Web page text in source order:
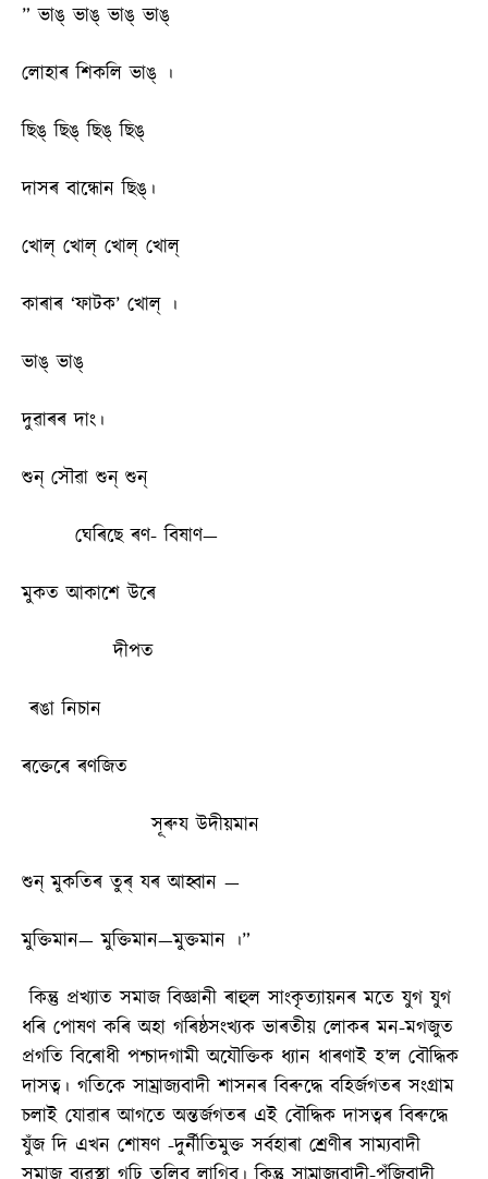
” ভাঙ্ ভাঙ্ ভাঙ্ ভাঙ্
লোহাৰ শিকলি ভাঙ্ ।
ছিঙ্ ছিঙ্ ছিঙ্ ছিঙ্
দাসৰ বান্ধোন ছিঙ্।
খোল্ খোল্ খোল্ খোল্
কাৰাৰ ‘ফাটক’ খোল্ ।
ভাঙ্ ভাঙ্
দুৱাৰৰ দাং।
শুন্ সৌৱা শুন্ শুন্
ঘেৰিছে ৰণ- বিষাণ—
মুকত আকাশে উৰে
দীপত
ৰঙা নিচান
ৰক্তেৰে ৰণজিত
সূৰুয উদীয়মান
শুন্ মুকতিৰ তুৰ্ যৰ আহ্বান —
মুক্তিমান— মুক্তিমান—মুক্তমান ।”
কিন্তু প্ৰখ্যাত সমাজ বিজ্ঞানী ৰাহুল সাংকৃত্যায়নৰ মতে যুগ যুগ
ধৰি পোষণ কৰি অহা গৰিষ্ঠসংখ্যক ভাৰতীয় লোকৰ মন-মগজুত
প্ৰগতি বিৰোধী পশ্চাদগামী অযৌক্তিক ধ্যান ধাৰণাই হ’ল বৌদ্ধিক
দাসত্ব। গতিকে সাম্ৰাজ্যবাদী শাসনৰ বিৰুদ্ধে বহিৰ্জগতৰ সংগ্ৰাম
চলাই যোৱাৰ আগতে অন্তৰ্জগতৰ এই বৌদ্ধিক দাসত্বৰ বিৰুদ্ধে
যুঁজ দি এখন শোষণ -দুৰ্নীতিমুক্ত সৰ্বহাৰা শ্ৰেণীৰ সাম্যবাদী